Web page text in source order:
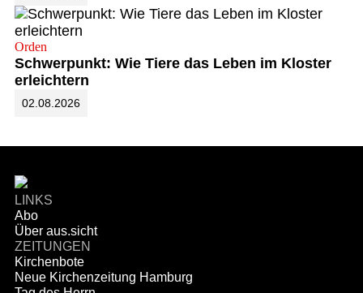
Orden
Schwerpunkt: Wie Tiere das Leben im Kloster
erleichtern
02.08.2026
LINKS
Abo
Über aus.sicht
ZEITUNGEN
Kirchenbote
Neue Kirchenzeitung Hamburg